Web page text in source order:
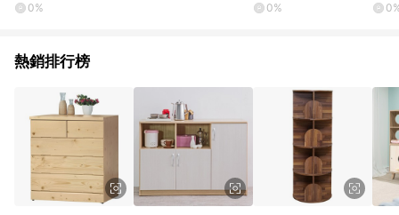
0%
0%
熱銷排行榜